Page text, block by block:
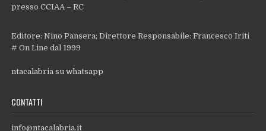
presso CCIAA – RC
Editore: Nino Pansera; Direttore Responsabile: Francesco Iriti
# On Line dal 1999
ntacalabria su whatsapp
CONTATTI
info@ntacalabria.it